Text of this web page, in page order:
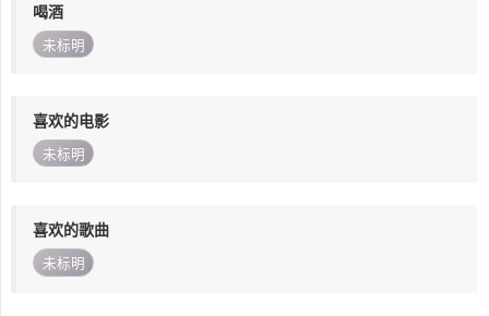
喝酒
未标明
喜欢的电影
未标明
喜欢的歌曲
未标明